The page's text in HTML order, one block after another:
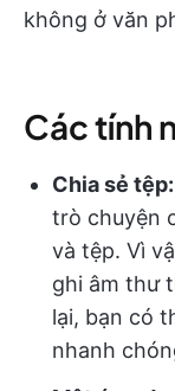
không ở văn
Các tính
Chia sẻ tệp:
trò chuyện
và tệp. Vì
ghi âm thư
lại, bạn có
nhanh